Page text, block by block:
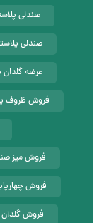
صندلی
صندلی
عرضه گلدان
فروش ظروف
فروش میز
فروش
فروش گلدان